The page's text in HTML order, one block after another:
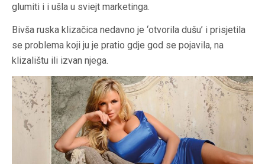
glumiti i i ušla u sviejt marketinga.
Bivša ruska klizačica nedavno je ‘otvorila dušu’ i prisjetila
se problema koji ju je pratio gdje god se pojavila, na
klizalištu ili izvan njega.